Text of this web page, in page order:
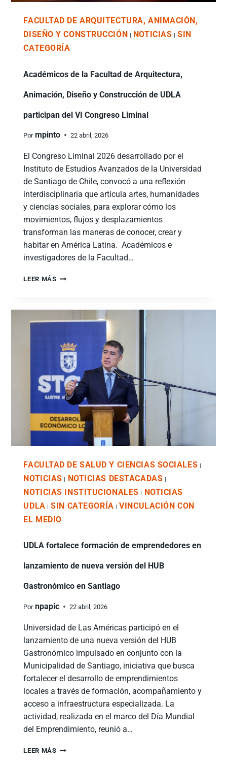
FACULTAD DE ARQUITECTURA, ANIMACIÓN,
DISEÑO Y CONSTRUCCIÓN
NOTICIAS |SIN
CATEGORÍA
Académicos de la Facultad de Arquitectura,
Animación, Diseño y Construcción de UDLA
participan del VI Congreso Liminal
Por mpinto 22 abril, 2026
El Congreso Liminal 2026 desarrollado por el
Instituto de Estudios Avanzados de la Universidad
de Santiago de Chile, convocó a una reflexión
interdisciplinaria que articula artes, humanidades
y ciencias sociales, para explorar cómo los
movimientos, flujos y desplazamientos
transforman las maneras de conocer, crear y
habitar en América Latina. Académicos e
investigadores de la Facultad…
LEER MÁS
FACULTAD DE SALUD Y CIENCIAS SOCIALES
NOTICIAS NOTICIAS DESTACADAS
NOTICIAS INSTITUCIONALES
NOTICIAS
UDLA |SIN CATEGORÍA VINCULACIÓN CON
EL MEDIO
UDLA fortalece formación de emprendedores en
lanzamiento de nueva versión del HUB
Gastronómico en Santiago
Por npapic 22 abril, 2026
Universidad de Las Américas participó en el
lanzamiento de una nueva versión del HUB
Gastronómico impulsado en conjunto con la
Municipalidad de Santiago, iniciativa que busca
fortalecer el desarrollo de emprendimientos
locales a través de formación, acompañamiento y
acceso a infraestructura especializada. La
actividad, realizada en el marco del Día Mundial
del Emprendimiento, reunió a…
LEER MÁS